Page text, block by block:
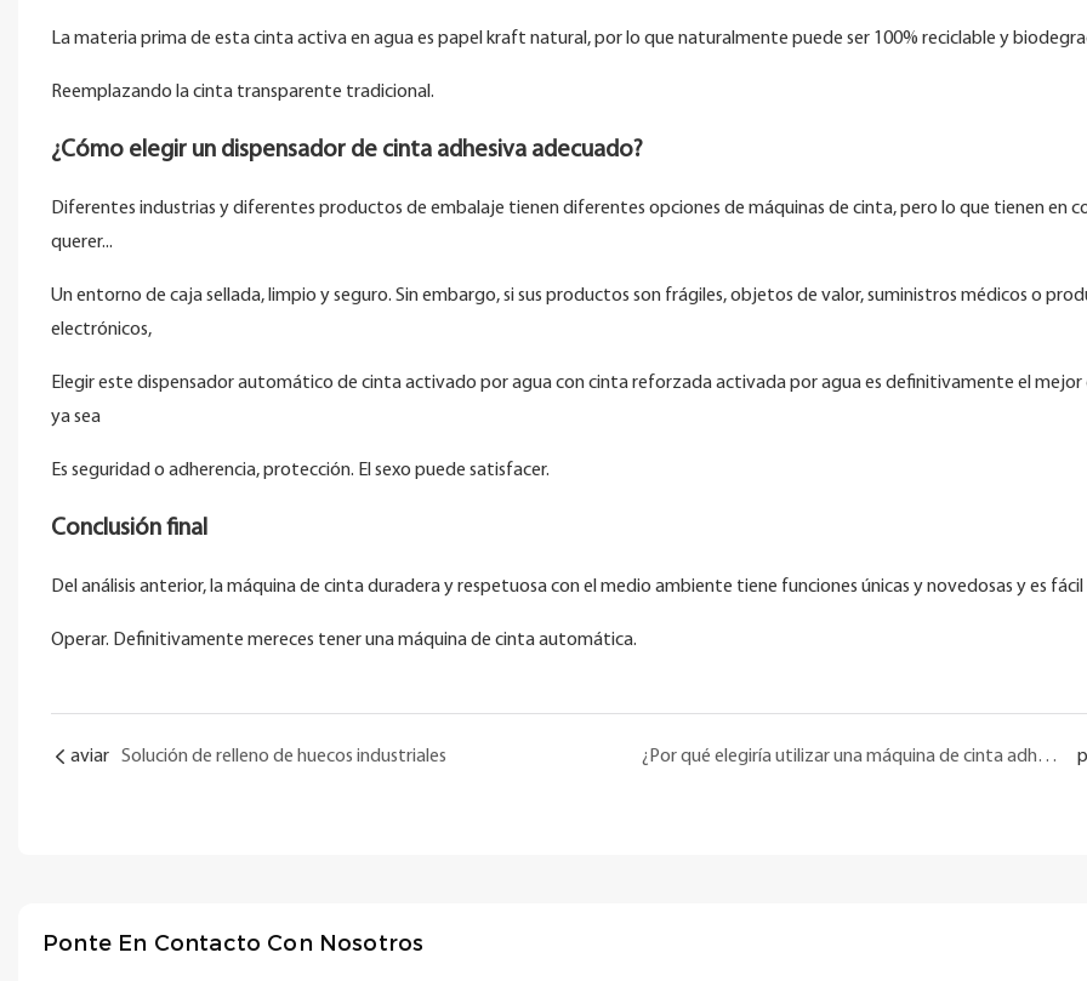
La materia prima de esta cinta activa en agua es papel kraft natural, por lo que naturalmente puede ser 100% reciclable y
Reemplazando la cinta transparente tradicional.
¿Cómo elegir un dispensador de cinta adhesiva adecuado?
Diferentes industrias y diferentes productos de embalaje tienen diferentes opciones de máquinas de cinta, pero lo que tienen en
querer...
Un entorno de caja sellada, limpio y seguro. Sin embargo, si sus productos son frágiles, objetos de valor, suministros médicos o
electrónicos,
Elegir este dispensador automático de cinta activado por agua con cinta reforzada activada por agua es definitivamente el
ya sea
Es seguridad o adherencia, protección. El sexo puede satisfacer.
Conclusión final
Del análisis anterior, la máquina de cinta duradera y respetuosa con el medio ambiente tiene funciones únicas y novedosas y es fácil
Operar. Definitivamente mereces tener una máquina de cinta automática.
aviar Solución de relleno de huecos industriales ¿Por qué elegiría utilizar una máquina de cinta adhesiva?
Ponte En Contacto Con Nosotros